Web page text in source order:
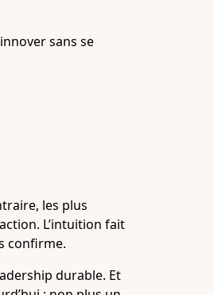
sans se
les plus
L’intuition fait
confirme.
durable. Et